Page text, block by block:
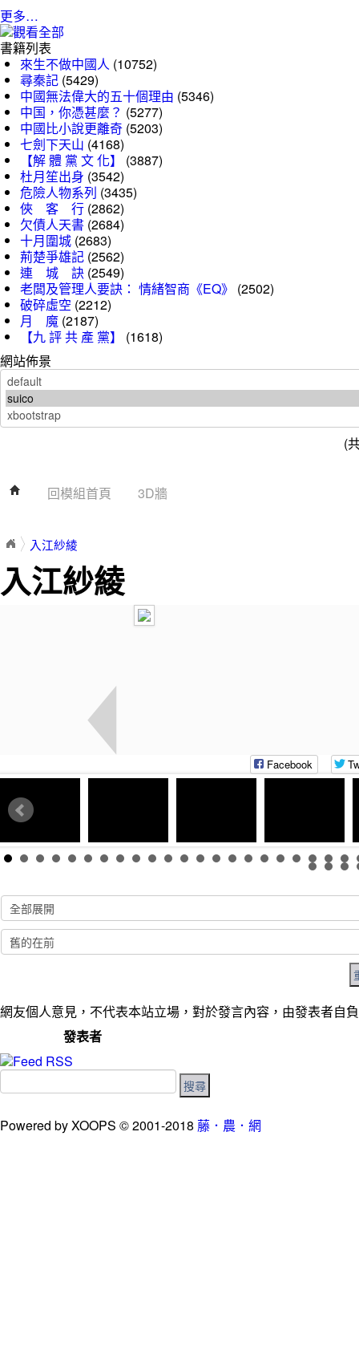
更多…
書籍列表
來生不做中國人 (10752)
尋秦記 (5429)
中國無法偉大的五十個理由 (5346)
中国，你憑甚麼？ (5277)
中國比小說更離奇 (5203)
七劍下天山 (4168)
【解 體 黨 文 化】
(3887)
杜月笙出身 (3542)
危險人物系列 (3435)
俠 客 行 (2862)
欠債人天書 (2684)
十月圍城 (2683)
荊楚爭雄記 (2562)
連 城 訣 (2549)
老闆及管理人要訣： 情緒智商《EQ》 (2502)
破碎虛空 (2212)
月 魔 (2187)
【九 評 共 產 黨】
(1618)
網站佈景
(
回模組首頁 3D牆
入江紗綾
入江紗綾
Facebook
網友個人意見，不代表本站立場，對於發言內容，由發表者自
發表者
Powered by XOOPS © 2001-2018 藤．農．網